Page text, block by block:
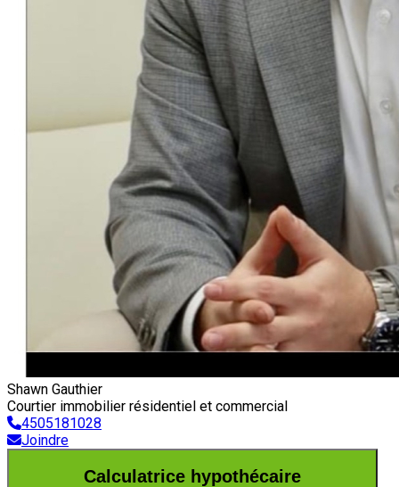
Shawn Gauthier
Courtier immobilier résidentiel et commercial
4505181028
Joindre
Calculatrice hypothécaire